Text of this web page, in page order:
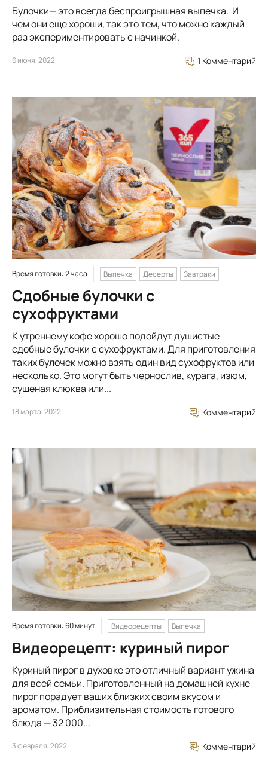
Булочки— это всегда беспроигрышная выпечка. И
чем они еще хороши, так это тем, что можно каждый
раз экспериментировать с начинкой.
6 июня, 2022 1 Комментарий
Время готовки: 2 часа Выпечка Десерты Завтраки
Сдобные булочки с
сухофруктами
К утреннему кофе хорошо подойдут душистые
сдобные булочки с сухофруктами. Для приготовления
таких булочек можно взять один вид сухофруктов или
несколько. Это могут быть чернослив, курага, изюм,
сушеная клюква или...
18 марта, 2022 Комментарий
Время готовки: 60 минут Видеорецепты Выпечка
Видеорецепт: куриный пирог
Куриный пирог в духовке это отличный вариант ужина
для всей семьи. Приготовленный на домашней кухне
пирог порадует ваших близких своим вкусом и
ароматом. Приблизительная стоимость готового
блюда — 32 000...
3 февраля, 2022 Комментарий